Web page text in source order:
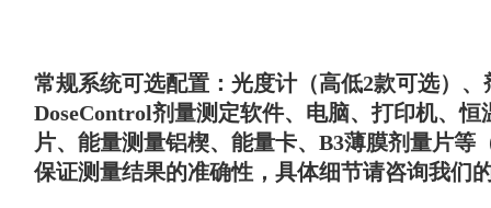
常规系统可选配置：光度计（高低2款可选）
DoseControl剂量测定软件、电脑、打印机、
片、能量测量铝楔、能量卡、B3薄膜剂量片等
保证测量结果的准确性，具体细节请咨询我们